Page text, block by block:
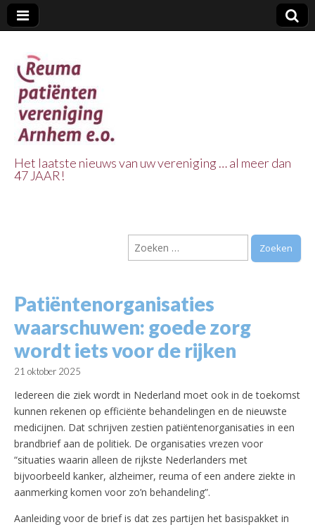
Vereniging
Arnhem e.o.
Het laatste nieuws van uw vereniging … al meer dan
47 JAAR!
Zoeken
naar:
Patiëntenorganisaties
waarschuwen: goede zorg
wordt iets voor de rijken
21 oktober 2025
Iedereen die ziek wordt in Nederland moet ook in de toekomst
kunnen rekenen op efficiënte behandelingen en de nieuwste
medicijnen. Dat schrijven zestien patiëntenorganisaties in een
brandbrief aan de politiek. De organisaties vrezen voor
“situaties waarin alleen de rijkste Nederlanders met
bijvoorbeeld kanker, alzheimer, reuma of een andere ziekte in
aanmerking komen voor zo’n behandeling”.
Aanleiding voor de brief is dat zes partijen het basispakket in